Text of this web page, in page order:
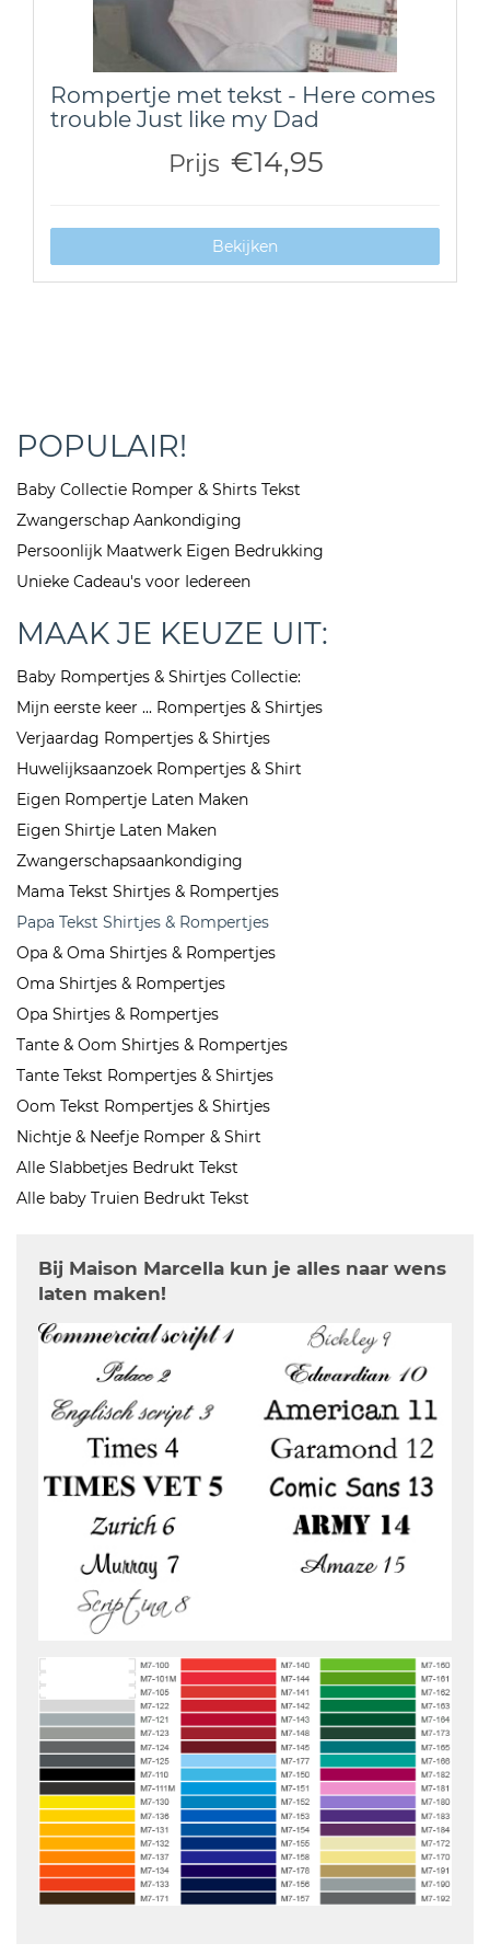
Rompertje met tekst - Here comes
trouble Just like my Dad
Prijs €14,95
Bekijken
POPULAIR!
Baby Collectie Romper & Shirts Tekst
Zwangerschap Aankondiging
Persoonlijk Maatwerk Eigen Bedrukking
Unieke Cadeau's voor Iedereen
MAAK JE KEUZE UIT:
Baby Rompertjes & Shirtjes Collectie:
Mijn eerste keer ... Rompertjes & Shirtjes
Verjaardag Rompertjes & Shirtjes
Huwelijksaanzoek Rompertjes & Shirt
Eigen Rompertje Laten Maken
Eigen Shirtje Laten Maken
Zwangerschapsaankondiging
Mama Tekst Shirtjes & Rompertjes
Papa Tekst Shirtjes & Rompertjes
Opa & Oma Shirtjes & Rompertjes
Oma Shirtjes & Rompertjes
Opa Shirtjes & Rompertjes
Tante & Oom Shirtjes & Rompertjes
Tante Tekst Rompertjes & Shirtjes
Oom Tekst Rompertjes & Shirtjes
Nichtje & Neefje Romper & Shirt
Alle Slabbetjes Bedrukt Tekst
Alle baby Truien Bedrukt Tekst
Bij Maison Marcella kun je alles naar wens
laten maken!